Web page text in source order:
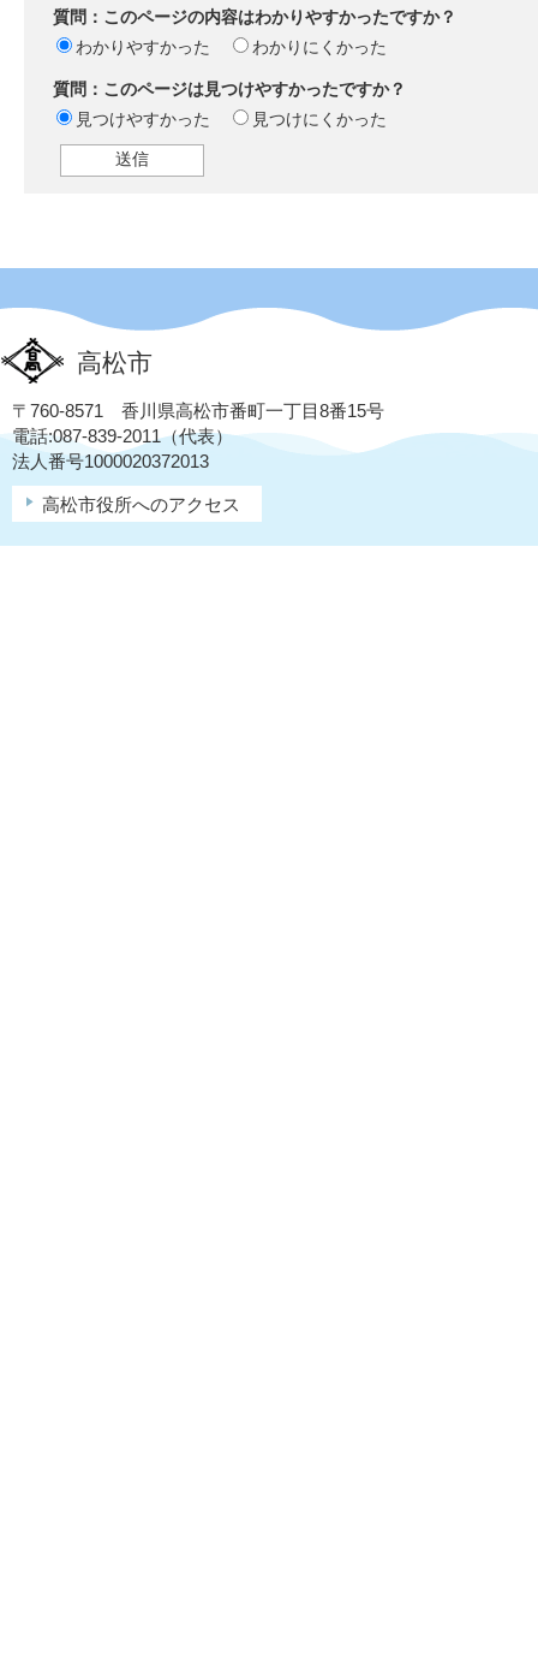
質問：このページの内容はわかりやすかったですか？
わかりやすかった
わかりにくかった
質問：このページは見つけやすかったですか？
見つけやすかった
見つけにくかった
高松市
〒760-8571 香川県高松市番町一丁目8番15号
電話:087-839-2011（代表）
法人番号1000020372013
高松市役所へのアクセス